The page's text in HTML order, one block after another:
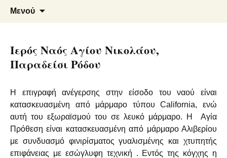
Μετάβαση
Φλεβάρης Α. – Αρμενάκης Ε.
Ο.Ε.
Μάρμαρα – Γρανίτες
Μενού
Ιερός Ναός Αγίου Νικολάου,
Παραδείσι Ρόδου
Η επιγραφή ανέγερσης στην είσοδο του ναού είναι
κατασκευασμένη από μάρμαρο τύπου California, ενώ
αυτή του εξωραϊσμού του σε λευκό μάρμαρο. Η Αγία
Πρόθεση είναι κατασκευασμένη από μάρμαρο Αλιβερίου
με συνδυασμό φινιρίσματος γυαλισμένης και χτυπητής
επιφάνειας με εσώγλυφη τεχνική . Εντός της κόγχης η